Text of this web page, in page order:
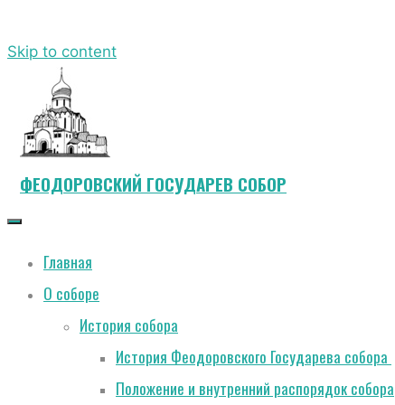
Skip to content
ФЕОДОРОВСКИЙ ГОСУДАРЕВ СОБОР
Главная
О соборе
История собора
История Феодоровского Государева собора
Положение и внутренний распорядок собора